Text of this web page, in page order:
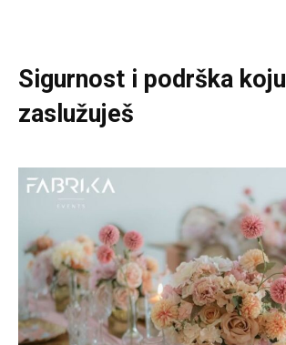
Sigurnost i podrška koju
zaslužuješ